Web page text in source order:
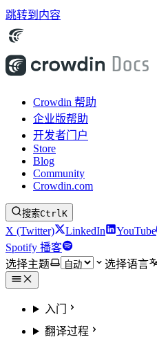
跳转到内容
Crowdin 帮助
企业版帮助
开发者门户
Store
Blog
Community
Crowdin.com
搜索CtrlK
X (Twitter) LinkedIn YouTube
Spotify 播客
选择主题
选择语言
入门
翻译过程